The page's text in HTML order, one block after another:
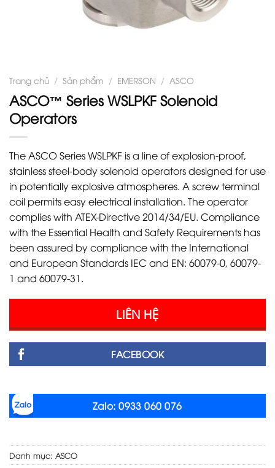
Trang chủ / Sản phẩm / EMERSON / ASCO
ASCO™ Series WSLPKF Solenoid
Operators
The ASCO Series WSLPKF is a line of explosion-proof,
stainless steel-body solenoid operators designed for use
in potentially explosive atmospheres. A screw terminal
coil permits easy electrical installation. The operator
complies with ATEX-Directive 2014/34/EU. Compliance
with the Essential Health and Safety Requirements has
been assured by compliance with the International
and European Standards IEC and EN: 60079-0, 60079-
1 and 60079-31.
LIÊN HỆ
FACEBOOK
Zalo: 0933 060 076
Danh mục: ASCO